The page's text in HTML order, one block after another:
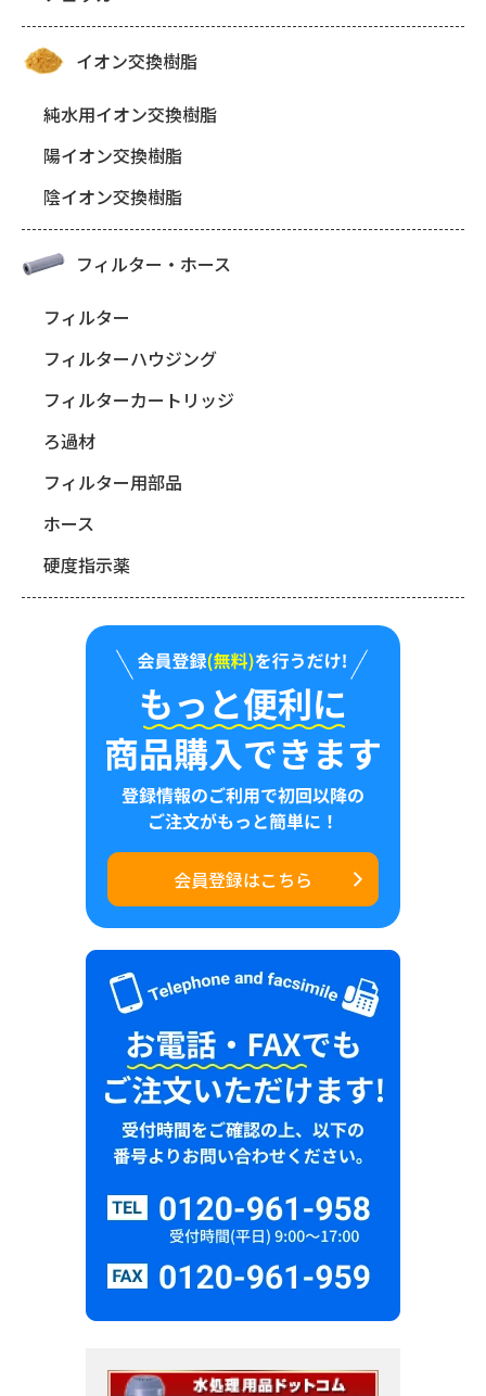
イオン交換樹脂
純水用イオン交換樹脂
陽イオン交換樹脂
陰イオン交換樹脂
フィルター・ホース
フィルター
フィルターハウジング
フィルターカートリッジ
ろ過材
フィルター用部品
ホース
硬度指示薬
会員登録はこちら